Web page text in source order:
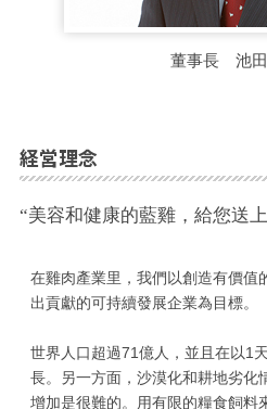
董事長 池
経営理念
“美容和健康的藍雞，給您送
在雞肉產業里，我們以創造有價值
出貢獻的可持續發展企業為目標。
世界人口超過71億人，並且在以1
長。另一方面，沙漠化和耕地劣化
增加是很難的。用有限的糧食飼料